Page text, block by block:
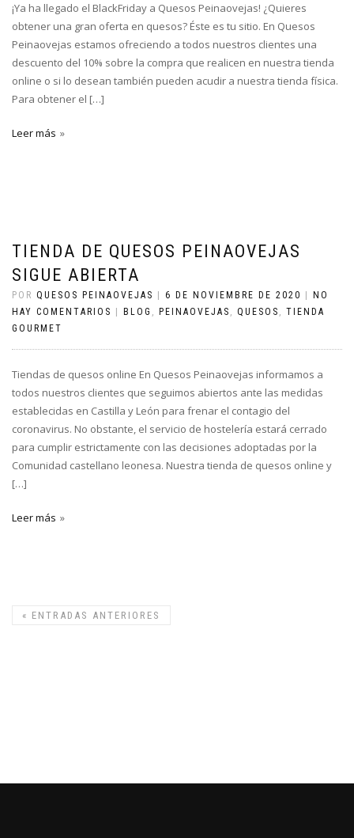
¡Ya ha llegado el BlackFriday a Quesos Peinaovejas! ¿Quieres
obtener una gran oferta en quesos? Éste es tu sitio. En Quesos
Peinaovejas estamos ofreciendo a todos nuestros clientes una
descuento del 10% sobre la compra que realicen en nuestra tienda
online o si lo desean también pueden acudir a nuestra tienda física.
Para obtener el […]
Leer más
TIENDA DE QUESOS PEINAOVEJAS
SIGUE ABIERTA
POR QUESOS PEINAOVEJAS 6 DE NOVIEMBRE DE 2020
NO
HAY COMENTARIOS
BLOG , PEINAOVEJAS , QUESOS , TIENDA
GOURMET
Tiendas de quesos online En Quesos Peinaovejas informamos a
todos nuestros clientes que seguimos abiertos ante las medidas
establecidas en Castilla y León para frenar el contagio del
coronavirus. No obstante, el servicio de hostelería estará cerrado
para cumplir estrictamente con las decisiones adoptadas por la
Comunidad castellano leonesa. Nuestra tienda de quesos online y
[…]
Leer más
« ENTRADAS ANTERIORES